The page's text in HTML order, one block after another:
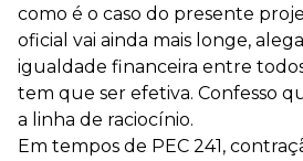
como é o caso do presente
oficial vai ainda mais longe,
igualdade financeira entre
tem que ser efetiva. Confesso
a linha de raciocínio.
Em tempos de PEC 241,